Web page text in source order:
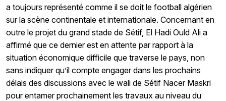
a toujours représenté comme il se doit le football algérien
sur la scène continentale et internationale. Concernant en
outre le projet du grand stade de Sétif, El Hadi Ould Ali a
affirmé que ce dernier est en attente par rapport à la
situation économique difficile que traverse le pays, non
sans indiquer qu’il compte engager dans les prochains
délais des discussions avec le wali de Sétif Nacer Maskri
pour entamer prochainement les travaux au niveau du